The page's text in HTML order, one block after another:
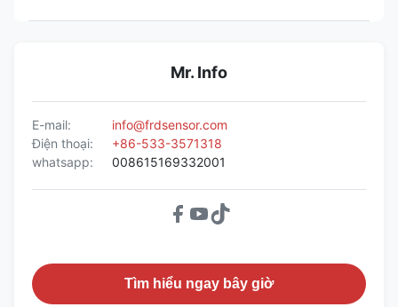
Mr. Info
E-mail:
info@frdsensor.com
Điện thoại:
+86-533-3571318
whatsapp:
008615169332001
Tìm hiểu ngay bây giờ